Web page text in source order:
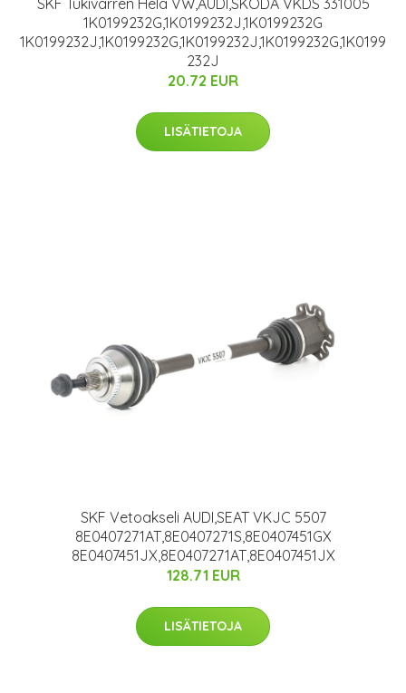
1K0199232G,1K0199232J,1K0199232G
1K0199232J,1K0199232G,1K0199232J,1K0199232G,1K0199
232J
20.72 EUR
LISÄTIETOJA
SKF Vetoakseli AUDI,SEAT VKJC 5507
8E0407271AT,8E0407271S,8E0407451GX
8E0407451JX,8E0407271AT,8E0407451JX
128.71 EUR
LISÄTIETOJA